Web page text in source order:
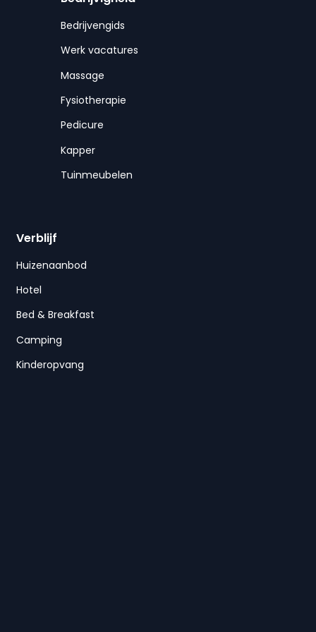
Bedrijvengids
Werk vacatures
Massage
Fysiotherapie
Pedicure
Kapper
Tuinmeubelen
Verblijf
Huizenaanbod
Hotel
Bed & Breakfast
Camping
Kinderopvang